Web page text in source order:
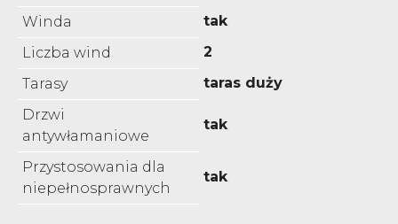
Winda
tak
Liczba wind
2
Tarasy
taras duży
Drzwi
antywłamaniowe
tak
Przystosowania dla
niepełnosprawnych
tak